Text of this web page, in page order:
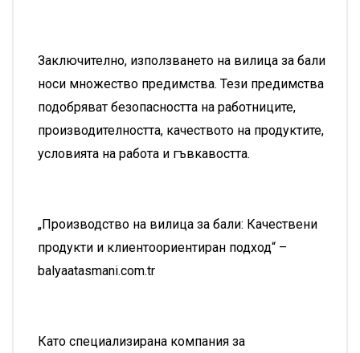
Заключително, използването на вилица за бали
носи множество предимства. Тези предимства
подобряват безопасността на работниците,
производителността, качеството на продуктите,
условията на работа и гъвкавостта.
„Производство на вилица за бали: Качествени
продукти и клиентоориентиран подход“ –
balyaatasmani.com.tr
Като специализирана компания за